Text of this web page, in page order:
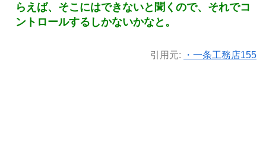
らえば、そこにはできないと聞くので、それでコ
ントロールするしかないかなと。
引用元: ・一条工務店155